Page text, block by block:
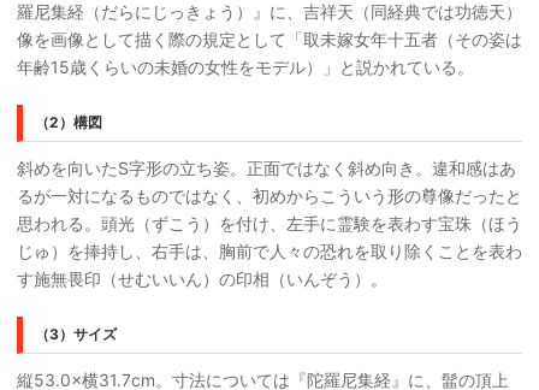
羅尼集経（だらにじっきょう）』に、吉祥天（同経典では功徳天）
像を画像として描く際の規定として「取未嫁女年十五者（その姿は
年齢15歳くらいの未婚の女性をモデル）」と説かれている。
（2）構図
斜めを向いたS字形の立ち姿。正面ではなく斜め向き。違和感はあ
るが一対になるものではなく、初めからこういう形の尊像だったと
思われる。頭光（ずこう）を付け、左手に霊験を表わす宝珠（ほう
じゅ）を捧持し、右手は、胸前で人々の恐れを取り除くことを表わ
す施無畏印（せむいいん）の印相（いんぞう）。
（3）サイズ
縦53.0×横31.7cm。寸法については『陀羅尼集経』に、髷の頂上